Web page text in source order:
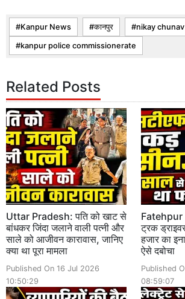
Kanpur News कानपुर nikay
kanpur police commissionerate
Related Posts
Uttar Pradesh: पति को खाट से
बांधकर जिंदा जलाने वाली पत्नी और
साले को आजीवन कारावास, जानिए
क्या था पूरा मामला
Published On 16 Jul 2026
10:50:29
Fatehpur
ट्रक
हजार का
ऐसे दबोचा
Published
08:59:07